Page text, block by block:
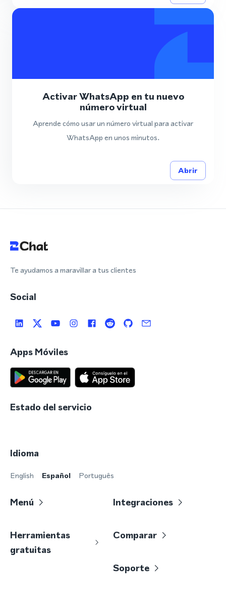
Activar WhatsApp en tu nuevo
número virtual
Aprende cómo usar un número virtual para activar
WhatsApp en unos minutos.
Abrir
Te ayudamos a maravillar a tus clientes
Social
Apps Móviles
Estado del servicio
Idioma
English Español Português
Menú Integraciones
Herramientas
gratuitas
Comparar
Soporte